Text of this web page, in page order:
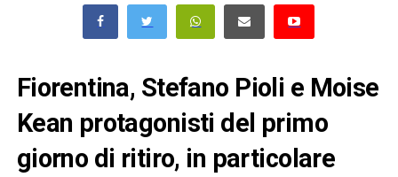
Fiorentina, Stefano Pioli e Moise
Kean protagonisti del primo
giorno di ritiro, in particolare